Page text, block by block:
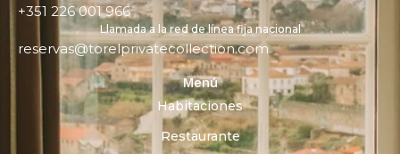
+351 226 001 966
Llamada a la red de línea fija nacional
reservas@torelprivatecollection.com
Menú
Habitaciones
Restaurante